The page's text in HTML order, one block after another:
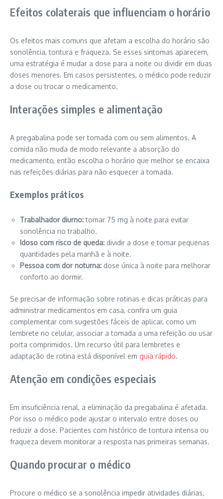
Efeitos colaterais que influenciam o horário
Os efeitos mais comuns que afetam a escolha do horário são
sonolência, tontura e fraqueza. Se esses sintomas aparecem,
uma estratégia é mudar a dose para a noite ou dividir em duas
doses menores. Em casos persistentes, o médico pode reduzir
a dose ou trocar o medicamento.
Interações simples e alimentação
A pregabalina pode ser tomada com ou sem alimentos. A
comida não muda de modo relevante a absorção do
medicamento, então escolha o horário que melhor se encaixa
nas refeições diárias para não esquecer a tomada.
Exemplos práticos
Trabalhador diurno:tomar 75 mg à noite para evitar
sonolência no trabalho.
Idoso com risco de queda: dividir a dose e tomar pequenas
quantidades pela manhã e à noite.
Pessoa com dor noturna: dose única à noite para melhorar
conforto ao dormir.
Se precisar de informação sobre rotinas e dicas práticas para
administrar medicamentos em casa, confira um guia
complementar com sugestões fáceis de aplicar, como um
lembrete no celular, associar a tomada a uma refeição ou usar
porta comprimidos. Um recurso útil para lembretes e
adaptação de rotina está disponível em guia rápido.
Atenção em condições especiais
Em insuficiência renal, a eliminação da pregabalina é afetada.
Por isso o médico pode ajustar o intervalo entre doses ou
reduzir a dose. Pacientes com histórico de tontura intensa ou
fraqueza devem monitorar a resposta nas primeiras semanas.
Quando procurar o médico
Procure o médico se a sonolência impedir atividades diárias,